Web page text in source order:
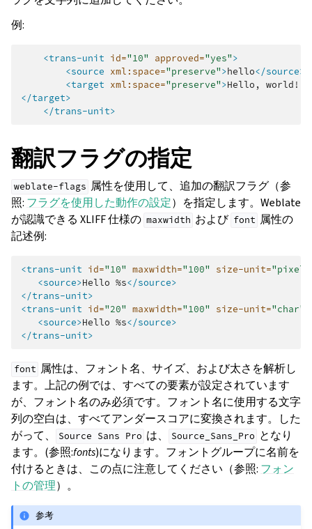
例:
<trans-unit id="10" approved="yes">
<source xml:space="preserve">hello</source>
<target xml:space="preserve">Hello,
</target>
</trans-unit>
翻訳フラグの指定
weblate-flags 属性を使用して、追加の翻訳フラグ（参
照: フラグを使用した動作の設定）を指定します。Weblate
が認識できる XLIFF 仕様の maxwidth および font 属性の
記述例:
<trans-unit id="10" maxwidth="100" size-unit="pixel"
<source>Hello %s</source>
</trans-unit>
<trans-unit id="20" maxwidth="100" size-unit="char"
<source>Hello %s</source>
</trans-unit>
font 属性は、フォント名、サイズ、および太さを解析し
ます。上記の例では、すべての要素が設定されています
が、フォント名のみ必須です。フォント名に使用する文字
列の空白は、すべてアンダースコアに変換されます。した
がって、
Source Sans Pro は、 Source_Sans_Pro となり
ます。(参照:fonts)になります。フォントグループに名前を
付けるときは、この点に注意してください（参照: フォン
トの管理）。
参考